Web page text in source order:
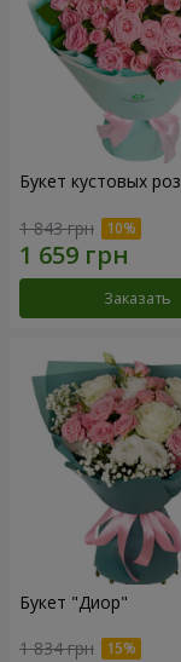
Букет кустовых роз
1 843 грн
Заказать
Букет "Диор"
1 834 грн